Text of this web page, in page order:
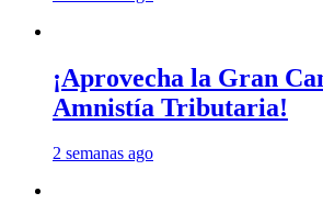
¡Aprovecha la Gran
Amnistía Tributaria!
2 semanas ago